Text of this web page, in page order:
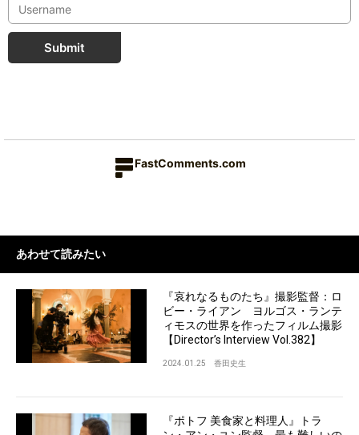
Submit
FastComments.com
あわせて読みたい
『哀れなるものたち』撮影監督：ロ
ビー・ライアン ヨルゴス・ランテ
ィモスの世界を作ったフィルム撮影
【Director’s Interview Vol.382】
2024.01.25 香田史生
『ポトフ 美食家と料理人』トラ